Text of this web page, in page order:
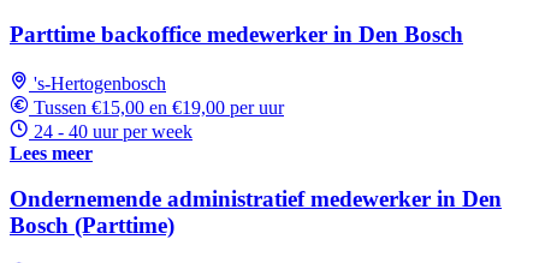
Parttime backoffice medewerker in Den Bosch
's-Hertogenbosch
Tussen €15,00 en €19,00 per uur
24 - 40 uur per week
Lees meer
Ondernemende administratief medewerker in Den
Bosch (Parttime)